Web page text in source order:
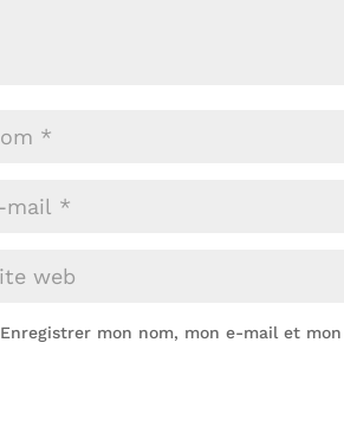
Enregistrer mon nom, mon e-mail et